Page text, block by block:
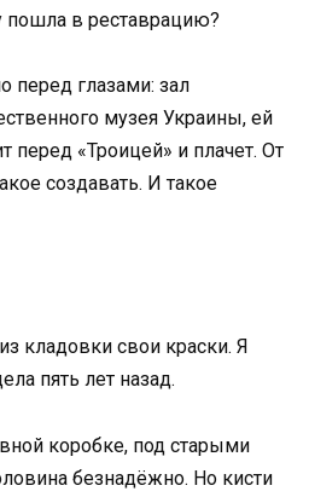
в реставрацию?
перед глазами: зал
музея Украины, ей
перед «Троицей» и плачет. От
создавать. И такое
кладовки свои краски. Я
пять лет назад.
коробке, под старыми
безнадёжно. Но кисти